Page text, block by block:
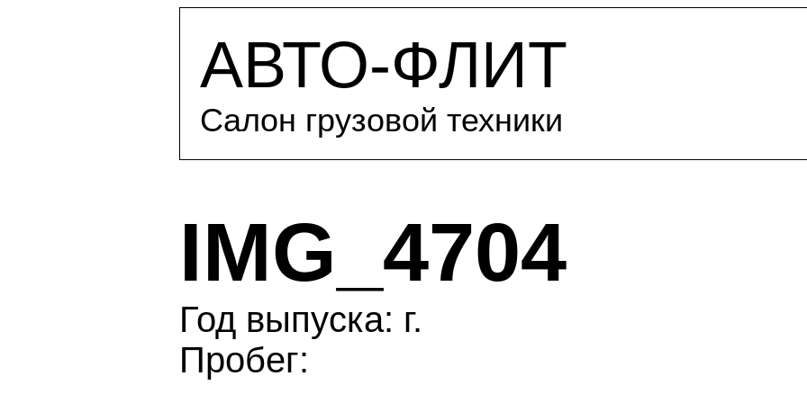
АВТО-ФЛИТ
Салон грузовой техники
IMG_4704
Год выпуска: г.
Пробег: